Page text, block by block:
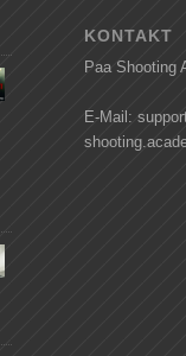
KONTAKT
Paa Shooting
E-Mail: